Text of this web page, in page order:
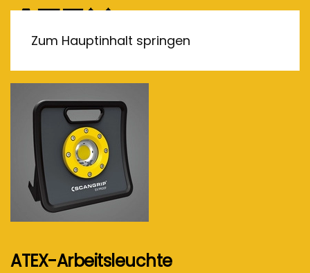
Zum Hauptinhalt springen
ATEX-Arbeitsleuchte